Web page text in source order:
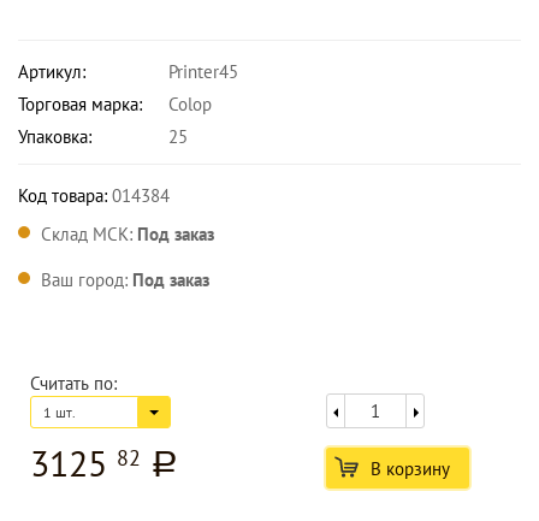
Артикул:
Printer45
Торговая марка:
Colop
Упаковка:
25
Код товара: 014384
Склад МСК: Под заказ
Ваш город: Под заказ
Считать по:
1 шт.
3125 82 a В корзину